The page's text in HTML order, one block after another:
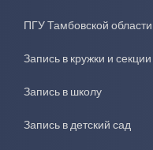
ПГУ Тамбовской области
Запись в кружки и секции
Запись в школу
Запись в детский сад